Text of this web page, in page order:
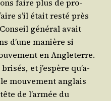
faire plus de pro­
s’il était res­té près
géné­ral avait
d’une manière si
en Angle­terre.
et j’es­père qu’a­
mou­ve­ment anglais
de l’ar­mée du